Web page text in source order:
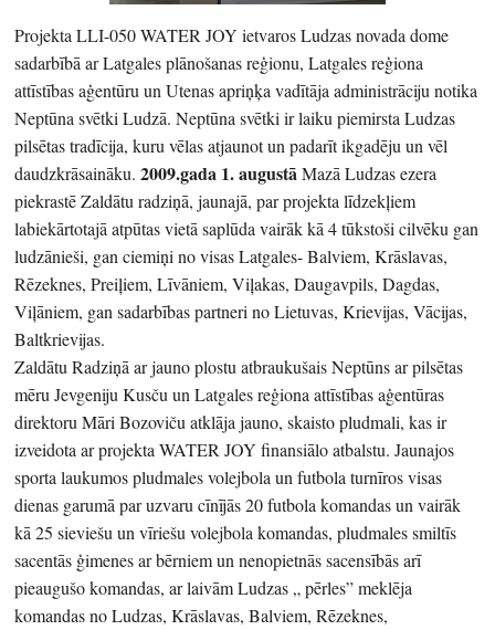
Projekta LLI-050 WATER JOY ietvaros Ludzas novada dome
sadarbībā ar Latgales plānošanas reģionu, Latgales reģiona
attīstības aģentūru un Utenas apriņķa vadītāja administrāciju notika
Neptūna svētki Ludzā. Neptūna svētki ir laiku piemirsta Ludzas
pilsētas tradīcija, kuru vēlas atjaunot un padarīt ikgadēju un vēl
daudzkrāsaināku.2009.gada 1. augustāMazā Ludzas ezera
piekrastē Zaldātu radziņā, jaunajā, par projekta līdzekļiem
labiekārtotajā atpūtas vietā saplūda vairāk kā 4 tūkstoši cilvēku gan
ludzānieši, gan ciemiņi no visas Latgales- Balviem, Krāslavas,
Rēzeknes, Preiļiem, Līvāniem, Viļakas, Daugavpils, Dagdas,
Viļāniem, gan sadarbības partneri no Lietuvas, Krievijas, Vācijas,
Baltkrievijas.
Zaldātu Radziņā ar jauno plostu atbraukušais Neptūns ar pilsētas
mēru Jevgeniju Kusču un Latgales reģiona attīstības aģentūras
direktoru Māri Bozoviču atklāja jauno, skaisto pludmali, kas ir
izveidota ar projekta WATER JOY finansiālo atbalstu. Jaunajos
sporta laukumos pludmales volejbola un futbola turnīros visas
dienas garumā par uzvaru cīnījās 20 futbola komandas un vairāk
kā 25 sieviešu un vīriešu volejbola komandas, pludmales smiltīs
sacentās ģimenes ar bērniem un nenopietnās sacensībās arī
pieaugušo komandas, ar laivām Ludzas „ pērles” meklēja
komandas no Ludzas, Krāslavas, Balviem, Rēzeknes,